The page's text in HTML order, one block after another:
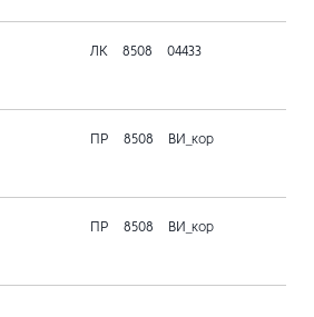
ЛК 8508 04433
ПР 8508 ВИ_кор
ПР 8508 ВИ_кор